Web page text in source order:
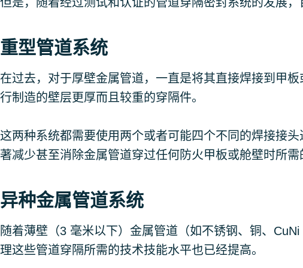
重型管道系统
在过去，对于厚壁金属管道，一直是将其直接焊接到甲
行制造的壁层更厚而且较重的穿隔件。
这两种系统都需要使用两个或者可能四个不同的焊接接
著减少甚至消除金属管道穿过任何防火甲板或舱壁时所需
异种金属管道系统
随着薄壁（3 毫米以下）金属管道（如不锈钢、铜、
理这些管道穿隔所需的技术技能水平也已经提高。